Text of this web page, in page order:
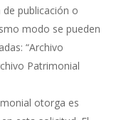
publicación o
modo se pueden
“Archivo
Patrimonial
otorga es